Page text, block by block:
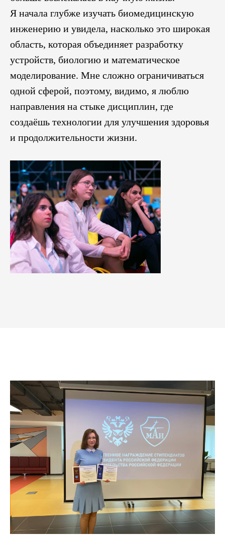
Я начала глубже изучать биомедицинскую
инженерию и увидела, насколько это широкая
область, которая объединяет разработку
устройств, биологию и математическое
моделирование. Мне сложно ограничиваться
одной сферой, поэтому, видимо, я люблю
направления на стыке дисциплин, где
создаёшь технологии для улучшения здоровья
и продолжительности жизни.